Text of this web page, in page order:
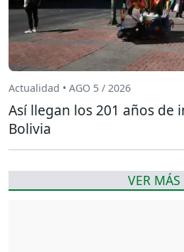
Actualidad • AGO 5 / 2026
Así llegan los 201 años de
Bolivia
VER MÁS